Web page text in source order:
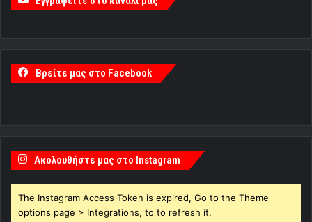
Βρείτε μας στο Facebook
Ακολουθήστε μας στο Instagram
The Instagram Access Token is expired, Go to the Theme
options page > Integrations, to to refresh it.